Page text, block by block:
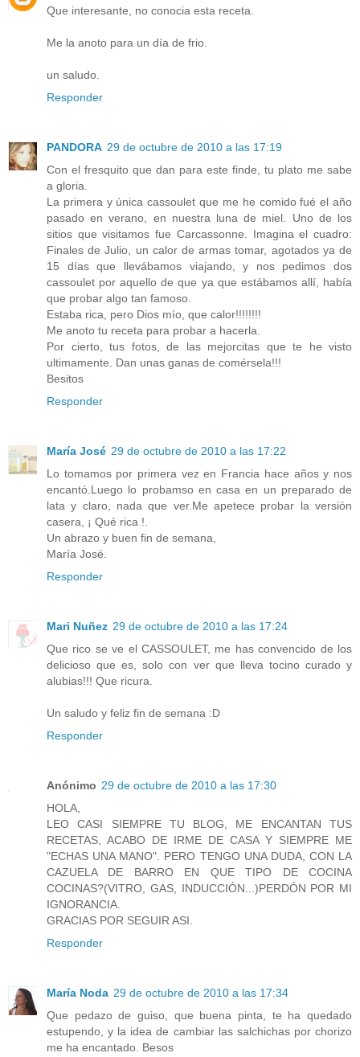
Que interesante, no conocia esta receta.
Me la anoto para un día de frio.
un saludo.
Responder
PANDORA 29 de octubre de 2010 a las 17:19
Con el fresquito que dan para este finde, tu plato me sabe
a gloria.
La primera y única cassoulet que me he comido fué el año
pasado en verano, en nuestra luna de miel. Uno de los
sitios que visitamos fue Carcassonne. Imagina el cuadro:
Finales de Julio, un calor de armas tomar, agotados ya de
15 días que llevábamos viajando, y nos pedimos dos
cassoulet por aquello de que ya que estábamos allí, había
que probar algo tan famoso.
Estaba rica, pero Dios mío, que calor!!!!!!!!
Me anoto tu receta para probar a hacerla.
Por cierto, tus fotos, de las mejorcitas que te he visto
ultimamente. Dan unas ganas de comérsela!!!
Besitos
Responder
María José 29 de octubre de 2010 a las 17:22
Lo tomamos por primera vez en Francia hace años y nos
encantó.Luego lo probamso en casa en un preparado de
lata y claro, nada que ver.Me apetece probar la versión
casera, ¡ Qué rica !.
Un abrazo y buen fin de semana,
María José.
Responder
Mari Nuñez 29 de octubre de 2010 a las 17:24
Que rico se ve el CASSOULET, me has convencido de los
delicioso que es, solo con ver que lleva tocino curado y
alubias!!! Que ricura.
Un saludo y feliz fin de semana :D
Responder
Anónimo 29 de octubre de 2010 a las 17:30
HOLA,
LEO CASI SIEMPRE TU BLOG, ME ENCANTAN TUS
RECETAS, ACABO DE IRME DE CASA Y SIEMPRE ME
"ECHAS UNA MANO". PERO TENGO UNA DUDA, CON LA
CAZUELA DE BARRO EN QUE TIPO DE COCINA
COCINAS?(VITRO, GAS, INDUCCIÓN...)PERDÓN POR MI
IGNORANCIA.
GRACIAS POR SEGUIR ASI.
Responder
María Noda 29 de octubre de 2010 a las 17:34
Que pedazo de guiso, que buena pinta, te ha quedado
estupendo, y la idea de cambiar las salchichas por chorizo
me ha encantado. Besos